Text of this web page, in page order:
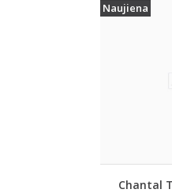
Naujiena
Chantal